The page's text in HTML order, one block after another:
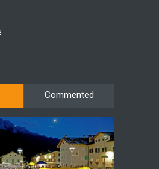
Commented